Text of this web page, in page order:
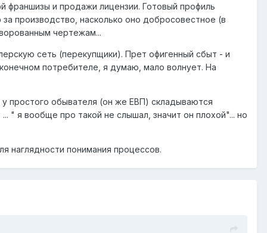
франшизы и продажи лицензии. Готовый профиль
производство, насколько оно добросовестное (в
чертежам...
сеть (перекупщики). Прет офигенный сбыт - и
потребителе, я думаю, мало волнует. На
простого обывателя (он же ЕВП) складываются
" я вообще про такой не слышал, значит он плохой"... но
наглядности понимания процессов.